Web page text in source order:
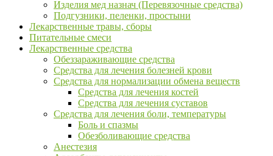
Изделия мед назнач (Перевязочные средства)
Подгузники, пеленки, простыни
Лекарственные травы, сборы
Питательные смеси
Лекарственные средства
Обеззараживающие средства
Средства для лечения болезней крови
Средства для нормализации обмена веществ
Средства для лечения костей
Средства для лечения суставов
Средства для лечения боли, температуры
Боль и спазмы
Обезболивающие средства
Анестезия